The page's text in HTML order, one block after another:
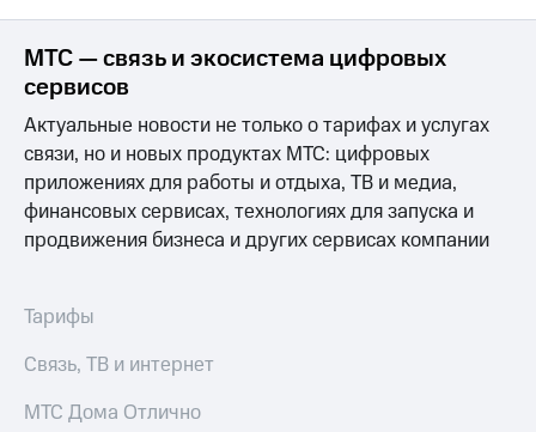
переводы
Пополнить
номер
Настройки
автоплатежа
Пополнить
номер
интернета
и
МТС — связь и экосистема цифровых
сервисов
Актуальные новости не только о тарифах и услугах
связи, но и новых продуктах МТС: цифровых
приложениях для работы и отдыха, ТВ и медиа,
финансовых сервисах, технологиях для запуска и
продвижения бизнеса и других сервисах компании
Тарифы
Связь, ТВ и интернет
МТС Дома Отлично